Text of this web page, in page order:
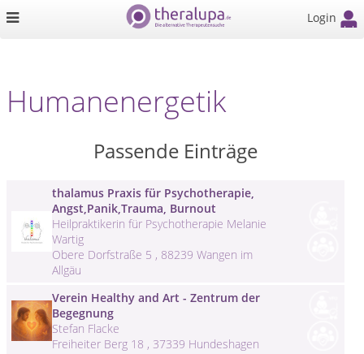
Login
Humanenergetik
Passende Einträge
thalamus Praxis für Psychotherapie,
Angst,Panik,Trauma, Burnout
Heilpraktikerin für Psychotherapie Melanie
Wartig
Obere Dorfstraße 5 , 88239 Wangen im
Allgäu
Verein Healthy and Art - Zentrum der
Begegnung​​
Stefan Flacke
Freiheiter Berg 18 , 37339 Hundeshagen